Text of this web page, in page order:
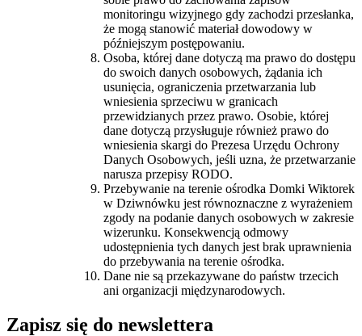
monitoringu wizyjnego gdy zachodzi przesłanka,
że mogą stanowić materiał dowodowy w
późniejszym postępowaniu.
Osoba, której dane dotyczą ma prawo do dostępu
do swoich danych osobowych, żądania ich
usunięcia, ograniczenia przetwarzania lub
wniesienia sprzeciwu w granicach
przewidzianych przez prawo. Osobie, której
dane dotyczą przysługuje również prawo do
wniesienia skargi do Prezesa Urzędu Ochrony
Danych Osobowych, jeśli uzna, że przetwarzanie
narusza przepisy RODO.
Przebywanie na terenie ośrodka Domki Wiktorek
w Dziwnówku jest równoznaczne z wyrażeniem
zgody na podanie danych osobowych w zakresie
wizerunku. Konsekwencją odmowy
udostępnienia tych danych jest brak uprawnienia
do przebywania na terenie ośrodka.
Dane nie są przekazywane do państw trzecich
ani organizacji międzynarodowych.
Zapisz się do newslettera